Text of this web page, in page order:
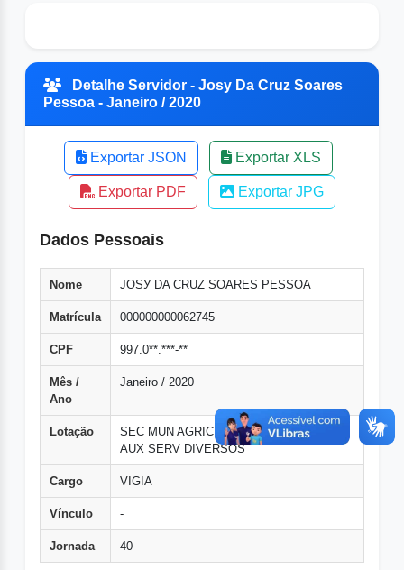
Detalhe Servidor - Josу Da Cruz Soares
Pessoa - Janeiro / 2020
Exportar JSON Exportar XLS
Exportar PDF Exportar JPG
Dados Pessoais
Nome JOSУ DA CRUZ SOARES PESSOA
Matrícula 000000000062745
CPF 997.0**.***-**
Mês /
Ano
Janeiro / 2020
Lotação
SEC MUN AGRICULTURA PRESTADORES
AUX SERV DIVERSOS
Cargo VIGIA
Vínculo -
Jornada 40